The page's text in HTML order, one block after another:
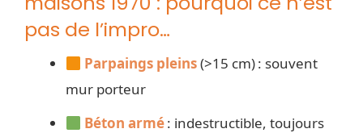
pas de l’impro…
Parpaings pleins(>15 cm) : souvent
mur porteur
Béton armé: indestructible, toujours